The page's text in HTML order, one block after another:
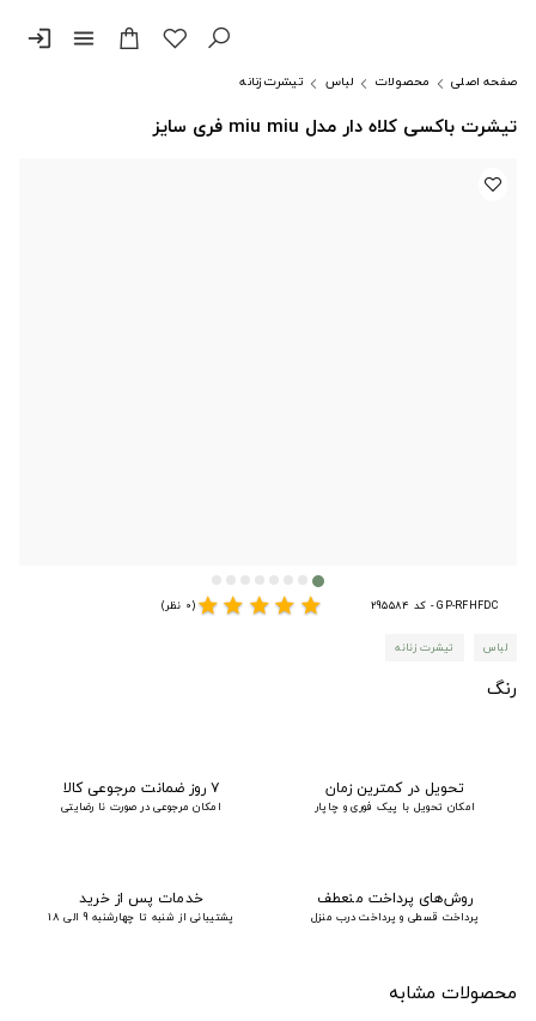
menu
login
صفحه اصلی محصولات لباس تیشرت زنانه
تیشرت باکسی کلاه دار مدل miu miu فری سایز
GP-RFHFDC - کد 295584 star
star
star
star
star(0 نظر)
لباس تیشرت زنانه
رنگ
تحویل در کمترین زمان
امکان تحویل با پیک فوری و چاپار
۷ روز ضمانت مرجوعی کالا
امکان مرجوعی در صورت نا رضایتی
روش‌های پرداخت منعطف
پرداخت قسطی و پرداخت درب منزل
خدمات پس از خرید
پشتیبانی از شنبه تا چهارشنبه 9 الی 18
محصولات مشابه